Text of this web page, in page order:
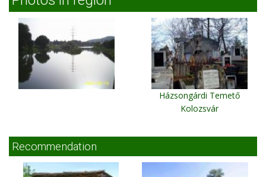
Házsongárdi Temető
Kolozsvár
Recommendation